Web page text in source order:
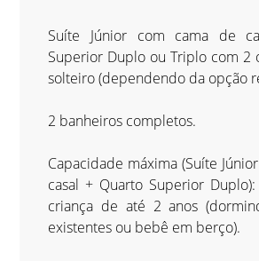
Suíte Júnior com cama de
Superior Duplo ou Triplo com 2
solteiro (dependendo da opção
2 banheiros completos.
Capacidade máxima (Suíte
casal + Quarto Superior
criança de até 2 anos
existentes ou bebê em berço).